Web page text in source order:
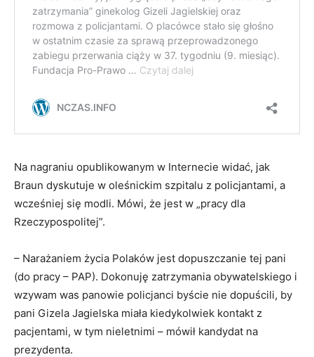
Na nagraniu opublikowanym w Internecie widać, jak
Braun dyskutuje w oleśnickim szpitalu z policjantami, a
wcześniej się modli. Mówi, że jest w „pracy dla
Rzeczypospolitej”.
– Narażaniem życia Polaków jest dopuszczanie tej pani
(do pracy – PAP). Dokonuję zatrzymania obywatelskiego i
wzywam was panowie policjanci byście nie dopuścili, by
pani Gizela Jagielska miała kiedykolwiek kontakt z
pacjentami, w tym nieletnimi – mówił kandydat na
prezydenta.